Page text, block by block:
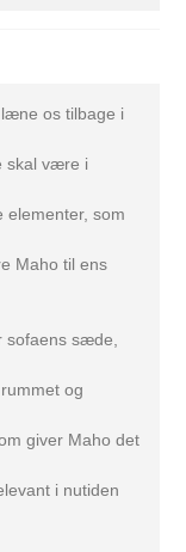
os tilbage i
skal være i
elementer, som
Maho til ens
sofaens sæde,
og
giver Maho det
i nutiden